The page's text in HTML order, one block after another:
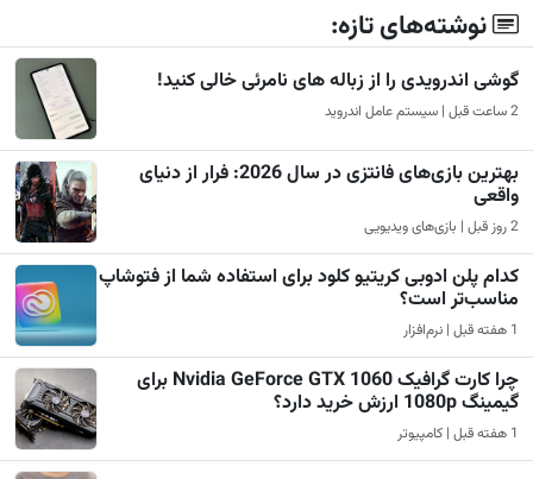
نوشته‌های تازه:
گوشی اندرویدی را از زباله های نامرئی خالی کنید!
2 ساعت قبل | سیستم عامل اندروید
بهترین بازی‌های فانتزی در سال 2026: فرار از دنیای
واقعی
2 روز قبل | بازی‌های ویدیویی
کدام پلن ادوبی کریتیو کلود برای استفاده شما از فتوشاپ
مناسب‌تر است؟
1 هفته قبل | نرم‌افزار
چرا کارت گرافیک Nvidia GeForce GTX 1060 برای
گیمینگ 1080p ارزش خرید دارد؟
1 هفته قبل | کامپیوتر